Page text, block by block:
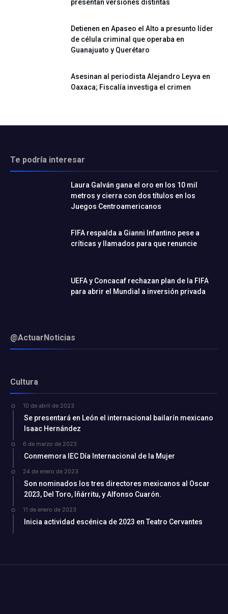
presentan versiones distintas
Detienen en Apaseo el Alto a presunto líder
de célula criminal que operaba en
Guanajuato y Querétaro
Asesinan al periodista Alejandro Leyva en
Oaxaca; Fiscalía investiga el crimen
Te podría interesar
Laura Galván gana el oro en los 10 mil
metros y cierra con dos títulos en los
Juegos Centroamericanos
FIFA respalda a Gianni Infantino pese a
críticas y llamados para que renuncie
UEFA y Concacaf rechazan plan de la FIFA
para abrir el Mundial a inversión privada
@ActuarNoticias
Cultura
10 de abril de 2023
Se presentará en León el internacional bailarín mexicano
Isaac Hernández
6 de marzo de 2023
Conmemora IEC Día Internacional de la Mujer
24 de enero de 2023
Son nominados los tres directores mexicanos al Oscar
2023, Del Toro, Iñárritu, y Alfonso Cuarón.
11 de enero de 2023
Inicia actividad escénica de 2023 en Teatro Cervantes